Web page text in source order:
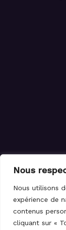
Nous
Nous utilisons
expérience de
contenus
cliquant sur «